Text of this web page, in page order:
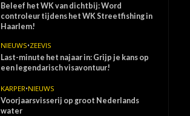
Beleef het WK van dichtbij: Word
controleur tijdens het WK Streetfishing in
Haarlem!
NIEUWS•ZEEVIS
Last-minute het najaar in: Grijp je kans op
een legendarisch visavontuur!
KARPER•NIEUWS
Voorjaarsvisserij op groot Nederlands
water